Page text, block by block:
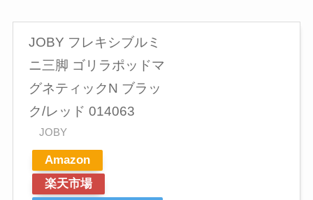
JOBY フレキシブルミ
ニ三脚 ゴリラポッドマ
グネティックN ブラッ
ク/レッド 014063
JOBY
Amazon
楽天市場